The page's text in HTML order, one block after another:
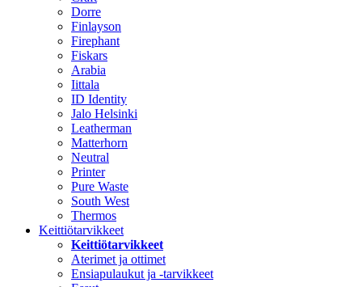
Dorre
Finlayson
Firephant
Fiskars
Arabia
Iittala
ID Identity
Jalo Helsinki
Leatherman
Matterhorn
Neutral
Printer
Pure Waste
South West
Thermos
Keittiötarvikkeet
Keittiötarvikkeet
Aterimet ja ottimet
Ensiapulaukut ja -tarvikkeet